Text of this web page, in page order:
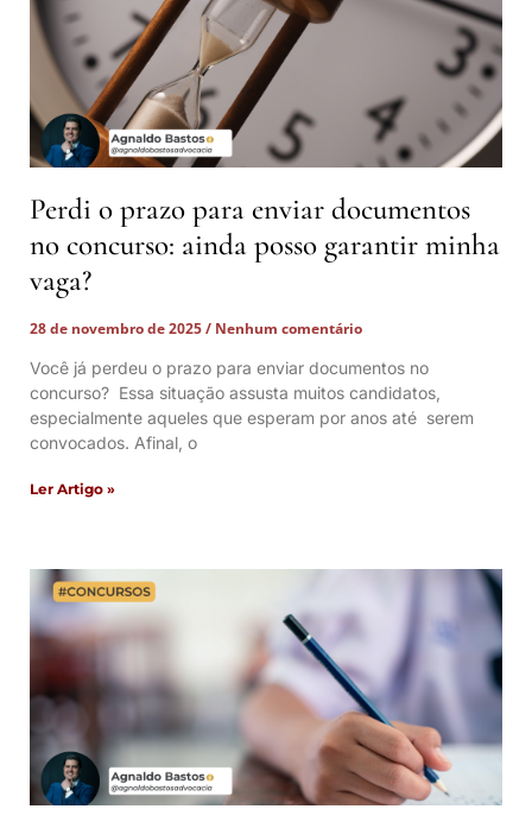
Perdi o prazo para enviar documentos
no concurso: ainda posso garantir minha
vaga?
28 de novembro de 2025
Nenhum comentário
Você já perdeu o prazo para enviar documentos no
concurso? Essa situação assusta muitos candidatos,
especialmente aqueles que esperam por anos até serem
convocados. Afinal, o
Ler Artigo »